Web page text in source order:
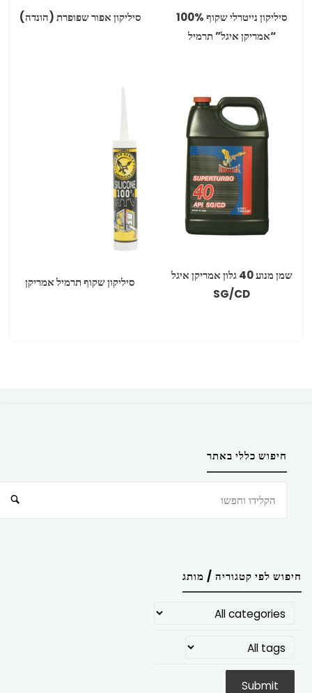
סיליקון נייטרלי ‏שקוף ‏100%
“אמריקן איגל” תרמיל
סיליקון אפור שפופרת (הונדה)
שמן מנוע 40 גלון אמריקן איגל
SG/CD
סיליקון שקוף תרמיל אמריקן
חיפוש כללי באתר
חיפוש לפי קטגוריה / מותג